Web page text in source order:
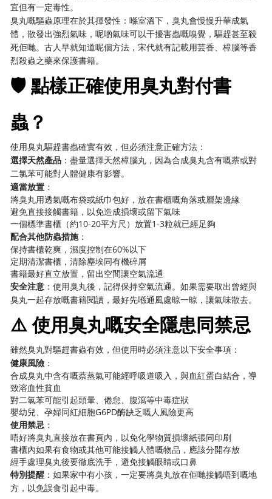
宜但有一定毒性。
臭丸嘅驅蟲原理在於其揮發性：喺室溫下，臭丸會慢慢升華成氣
體，散發出強烈氣味，呢啲氣味可以干擾害蟲嘅嗅覺，驅趕甚至殺
死佢哋。古人早就知道呢個方法，宋代就有記載用芸香、樟腦等香
烈殺蟲之藥來保護書籍。
🛡️ 點樣正確使用臭丸對付書
蟲？
使用臭丸驅趕書蟲確實有效，但必須注意正確方法：
選擇天然產品 ：盡量選擇天然樟腦丸，因為合成臭丸含有嘅萘或對
二氯苯可能對人體健康有影響。
適當放置 ：
將臭丸用透氣嘅布袋或紙巾包好，放在書櫃嘅角落或層架邊緣
避免直接接觸書籍，以免造成損壞或留下氣味
一個標準書櫃（約10-20平方尺）放置1-3粒就已經足夠
配合其他防蟲措施：
保持書櫃乾爽，濕度控制在60%以下
定期清潔書櫃，清除塵埃同有機碎屑
書籍最好直立放置，留出空間讓空氣流通
安全注意 ：使用臭丸後，記得保持空氣流通。如果需要取出曾經與
臭丸一起存放嘅書籍閱讀，最好先喺通風處晾一晾，讓氣味散去。
⚠️ 使用臭丸嘅安全隱患同禁忌
雖然臭丸對驅趕書蟲有效，但使用時必須注意以下安全事項：
健康風險 ：
合成臭丸中含有嘅萘蒸氣可能經呼吸道吸入，與血紅蛋白結合，導
致溶血性貧血
對二氯苯可能引起頭暈、倦怠、腹瀉等中毒症狀
嬰幼兒、孕婦同紅細胞G6PD酶缺乏嘅人風險更高
使用禁忌 ：
唔好將臭丸直接放在書頁內，以免化學物質損壞紙張同印刷
書櫃內如果有食物或其他可能接觸人體嘅物品，應該分開存放
經手處理臭丸後要徹底洗手，避免接觸眼睛或口鼻
特別提醒 ：如果家中有小孩，一定要將臭丸放在佢哋接觸唔到嘅地
方，以免誤食引起中毒。